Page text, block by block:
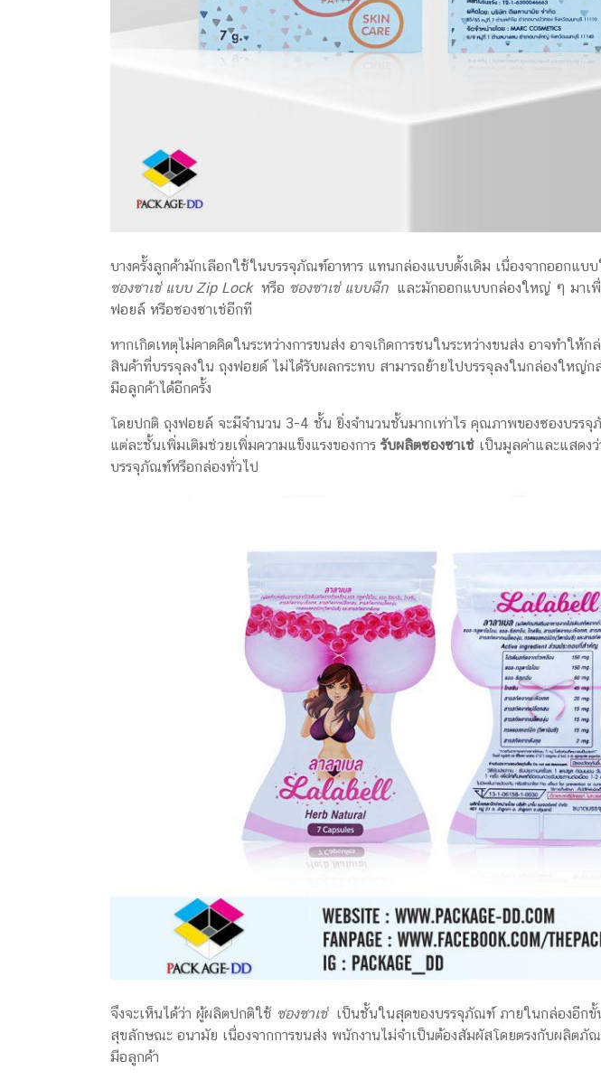
บางครั้งลูกค้ามักเลือกใช้ในบรรจุภัณฑ์อาหาร แทนกล่องแบบดั้งเดิม เนื่องจากออกแบ
ซองซาเช่ แบบ Zip Lockหรือ ซองซาเช่ แบบฉีกและมักออกแบบกล่องใหญ่ ๆ มาเพื่
ฟอยล์ หรือซองซาเช่อีกที
หากเกิดเหตุไม่คาดคิดในระหว่างการขนส่ง อาจเกิดการชนในระหว่างขนส่ง อาจทำให้ก
สินค้าที่บรรจุลงใน ถุงฟอยด์ ไม่ได้รับผลกระทบ สามารถย้ายไปบรรจุลงในกล่องใหญ่
มือลูกค้าได้อีกครั้ง
โดยปกติ ถุงฟอยล์ จะมีจำนวน 3-4 ชั้น ยิ่งจำนวนชั้นมากเท่าไร คุณภาพของซองบรรจุ
แต่ละชั้นเพิ่มเติมช่วยเพิ่มความแข็งแรงของการ รับผลิตซองซาเช่ เป็นมูลค่าและแสดง
บรรจุภัณฑ์หรือกล่องทั่วไป
จึงจะเห็นได้ว่า ผู้ผลิตปกติใช้ ซองซาเช่ เป็นชั้นในสุดของบรรจุภัณฑ์ ภายในกล่องอีกขั้
สุขลักษณะ อนามัย เนื่องจากการขนส่ง พนักงานไม่จำเป็นต้องสัมผัสโดยตรงกับผลิต
มือลูกค้า